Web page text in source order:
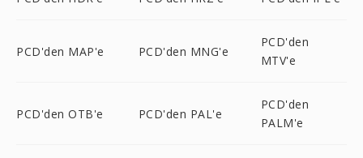
PCD'den MAP'e PCD'den MNG'e
PCD'den
MTV'e
PCD'den OTB'e PCD'den PAL'e
PCD'den
PALM'e